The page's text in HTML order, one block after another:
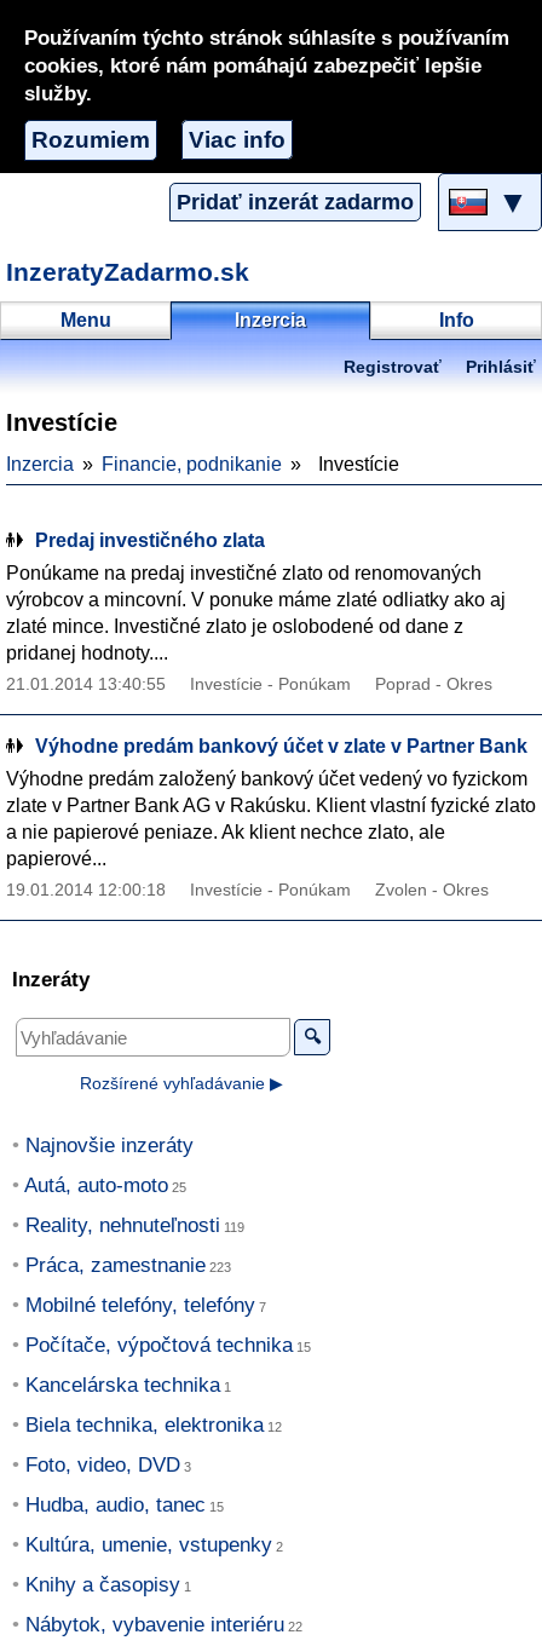
Používaním týchto stránok súhlasíte s používaním
cookies, ktoré nám pomáhajú zabezpečiť lepšie
služby.
Rozumiem Viac info
Pridať inzerát zadarmo ▼
InzeratyZadarmo.sk
Menu Inzercia Info
Registrovať Prihlásiť
Investície
Inzercia Financie, podnikanie Investície
Predaj investičného zlata
Ponúkame na predaj investičné zlato od renomovaných
výrobcov a mincovní. V ponuke máme zlaté odliatky ako aj
zlaté mince. Investičné zlato je oslobodené od dane z
pridanej hodnoty....
21.01.2014 13:40:55 Investície - Ponúkam Poprad - Okres
Výhodne predám bankový účet v zlate v Partner Bank
Výhodne predám založený bankový účet vedený vo fyzickom
zlate v Partner Bank AG v Rakúsku. Klient vlastní fyzické zlato
a nie papierové peniaze. Ak klient nechce zlato, ale
papierové...
19.01.2014 12:00:18 Investície - Ponúkam Zvolen - Okres
Inzeráty
🔍
Rozšírené vyhľadávanie ▶
Najnovšie inzeráty
Autá, auto-moto
Reality, nehnuteľnosti
Práca, zamestnanie
Mobilné telefóny, telefóny
Počítače, výpočtová technika
Kancelárska technika
Biela technika, elektronika
Foto, video, DVD
Hudba, audio, tanec
Kultúra, umenie, vstupenky
Knihy a časopisy
Nábytok, vybavenie interiéru